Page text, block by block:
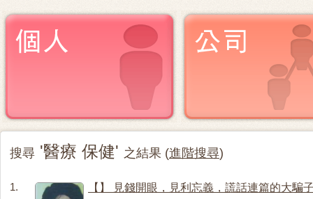
搜尋 '醫療 保健' 之結果 (進階搜尋)
1.
【】 見錢開眼，見利忘義，謊話連篇的大騙